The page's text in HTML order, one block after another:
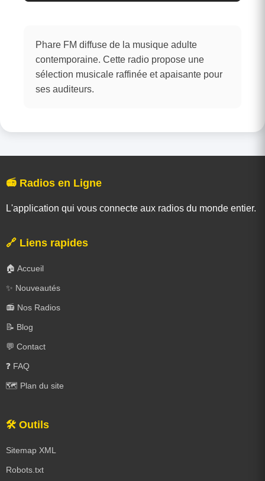
Phare FM diffuse de la musique adulte
contemporaine. Cette radio propose une
sélection musicale raffinée et apaisante pour
ses auditeurs.
📻 Radios en Ligne
L'application qui vous connecte aux radios du monde entier.
🔗 Liens rapides
🏠 Accueil
✨ Nouveautés
📻 Nos Radios
📝 Blog
💬 Contact
❓ FAQ
🗺️ Plan du site
🛠️ Outils
Sitemap XML
Robots.txt